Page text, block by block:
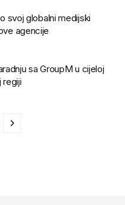
svoj globalni medijski
agencije
sa GroupM u cijeloj